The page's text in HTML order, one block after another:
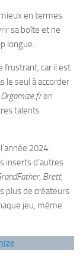
en termes
sa boîte et ne
longue.
frustrant, car il est
le seul à accorder
Orgamize.fren
talents
2024.
inserts d’autres
, Brett,
plus de créateurs
jeu, même